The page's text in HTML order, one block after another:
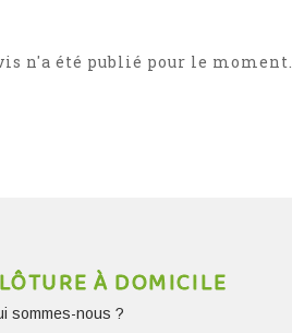
n'a été publié pour le moment.
À DOMICILE
sommes-nous ?